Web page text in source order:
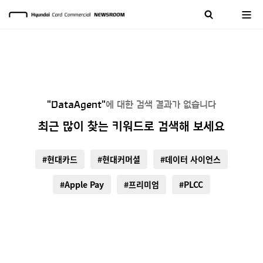
"DataAgent"에 대한 검색 결과가 없습니다
최근 많이 찾는 키워드로 검색해 보세요
#현대카드 #현대커머셜 #데이터 사이언스
#Apple Pay #프리미엄 #PLCC